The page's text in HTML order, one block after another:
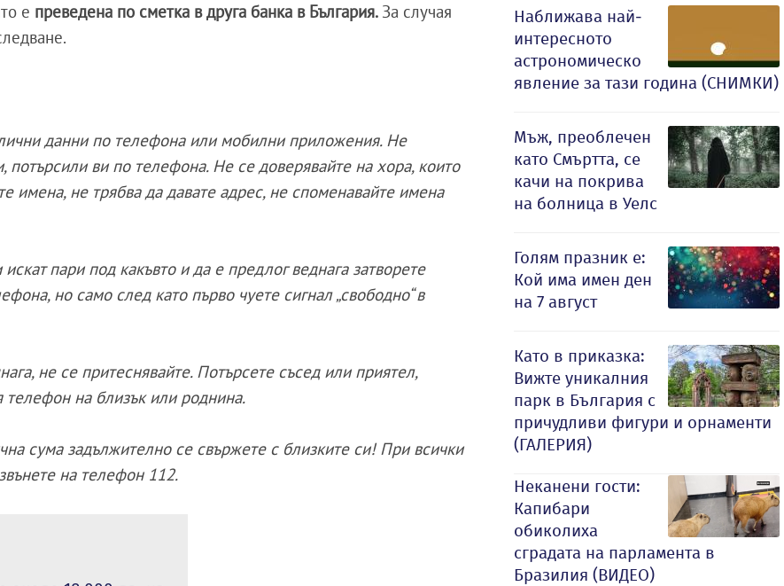
е преведена по сметка в друга банка в България. За случая
данни по телефона или мобилни приложения. Не
потърсили ви по телефона. Не се доверявайте на хора, които
имена, не трябва да давате адрес, не споменавайте имена
пари под какъвто и да е предлог веднага затворете
но само след като първо чуете сигнал „свободно“ в
не се притеснявайте. Потърсете съсед или приятел,
телефон на близък или роднина.
сума задължително се свържете с близките си! При всички
на телефон 112.
Наближава най-
интересното
астрономическо
явление за тази година (СНИМКИ)
Мъж, преоблечен
като Смъртта, се
качи на покрива
на болница в Уелс
Голям празник е:
Кой има имен ден
на 7 август
Като в приказка:
Вижте уникалния
парк в България с
причудливи фигури и орнаменти
(ГАЛЕРИЯ)
Неканени гости:
Капибари
обиколиха
сградата на парламента в
Бразилия (ВИДЕО)